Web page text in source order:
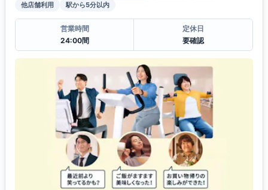
他店舗利用
駅から5分以内
営業時間
24:00間
定休日
要確認